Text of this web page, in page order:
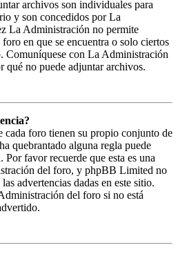
archivos son individuales para
y son concedidos por La
La Administración no permite
en que se encuentra o solo ciertos
Comuníquese con La Administración
qué no puede adjuntar archivos.
cada foro tienen su propio conjunto de
quebrantado alguna regla puede
Por favor recuerde que esta es una
del foro, y phpBB Limited no
advertencias dadas en este sitio.
del foro si no está